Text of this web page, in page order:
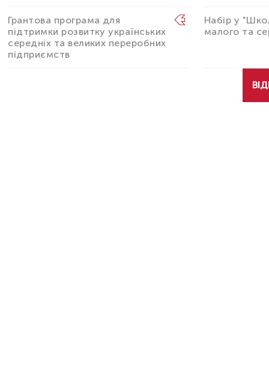
Грантова програма для
підтримки розвитку українських
середніх та великих переробних
підприємств
Набір у
малого та